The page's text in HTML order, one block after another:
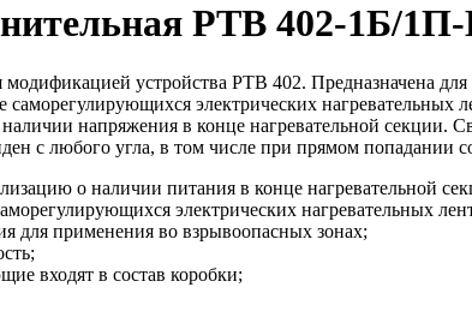
РТВ 402-1Б/
устройства РТВ 402. Предназначена
саморегулирующихся электрических нагревательных
напряжения в конце нагревательной секции.
с любого угла, в том числе при прямом попадании
о наличии питания в конце нагревательной
электрических нагревательных
для применения во взрывоопасных зонах;
входят в состав коробки;